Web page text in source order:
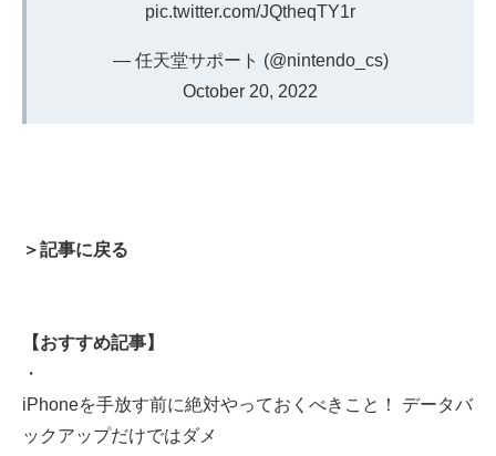
pic.twitter.com/JQtheqTY1r
— 任天堂サポート (@nintendo_cs)
October 20, 2022
＞記事に戻る
【おすすめ記事】
・
iPhoneを手放す前に絶対やっておくべきこと！ データバ
ックアップだけではダメ